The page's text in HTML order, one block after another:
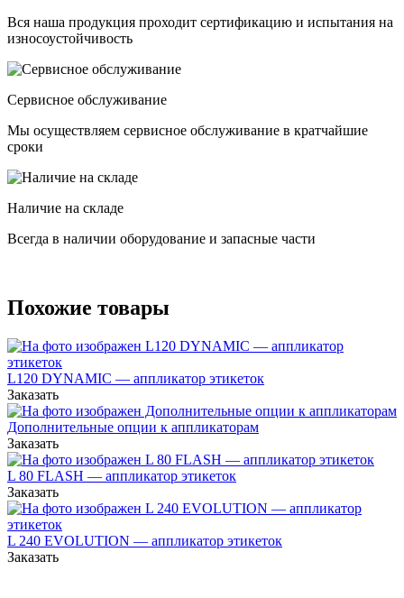
Вся наша продукция проходит сертификацию и испытания на
износоустойчивость
Сервисное обслуживание
Мы осуществляем сервисное обслуживание в кратчайшие
сроки
Наличие на складе
Всегда в наличии оборудование и запасные части
Похожие товары
L120 DYNAMIC — аппликатор этикеток
Заказать
Дополнительные опции к аппликаторам
Заказать
L 80 FLASH — аппликатор этикеток
Заказать
L 240 EVOLUTION — аппликатор этикеток
Заказать